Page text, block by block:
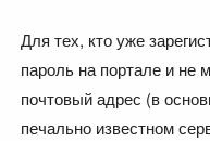
Для тех, кто уже
пароль на портале и не
почтовый адрес (в
печально известном